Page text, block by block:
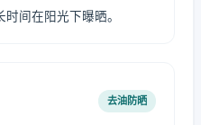
间在阳光下曝晒。
去油防晒